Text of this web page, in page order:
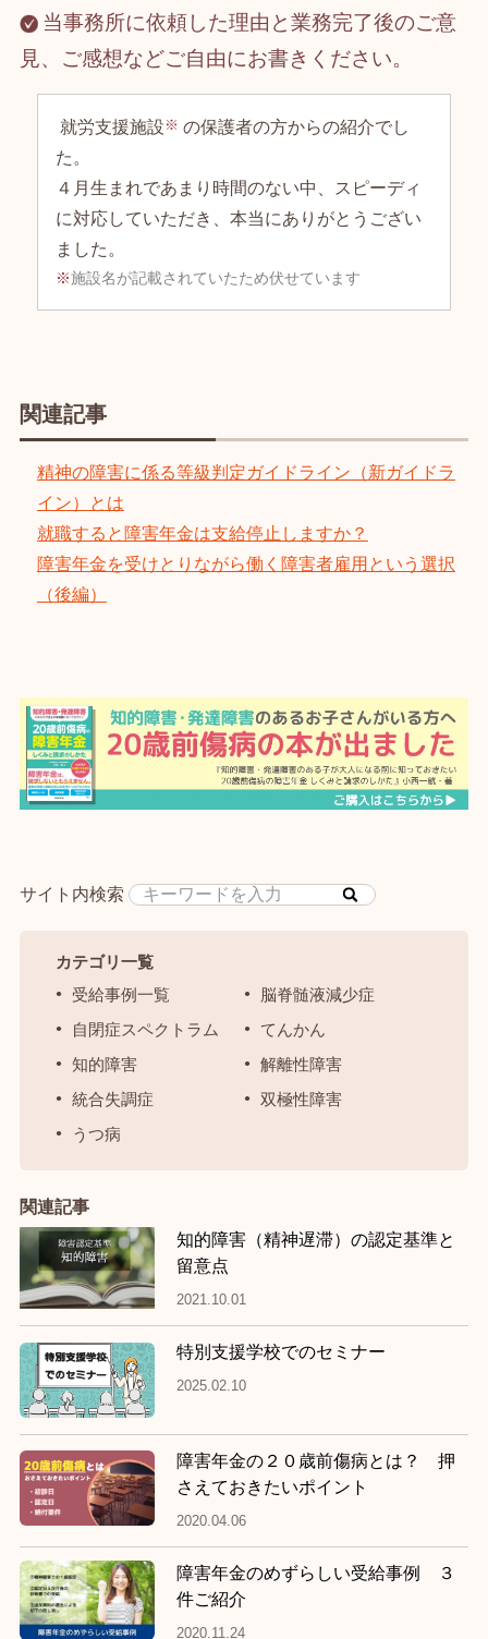
当事務所に依頼した理由と業務完了後のご意
見、ご感想などご自由にお書きください。
就労支援施設
の保護者の方からの紹介でし
た。
４月生まれであまり時間のない中、スピーディ
に対応していただき、本当にありがとうござい
ました。
施設名が記載されていたため伏せています
関連記事
精神の障害に係る等級判定ガイドライン（新ガイドラ
イン）とは
就職すると障害年金は支給停止しますか？
障害年金を受けとりながら働く障害者雇用という選択
（後編）
サイト内検索
カテゴリ一覧
受給事例一覧
脳脊髄液減少症
自閉症スペクトラム
てんかん
知的障害
解離性障害
統合失調症
双極性障害
うつ病
関連記事
知的障害（精神遅滞）の認定基準と
留意点
2021.10.01
特別支援学校でのセミナー
2025.02.10
障害年金の２０歳前傷病とは？ 押
さえておきたいポイント
2020.04.06
障害年金のめずらしい受給事例 ３
件ご紹介
2020.11.24